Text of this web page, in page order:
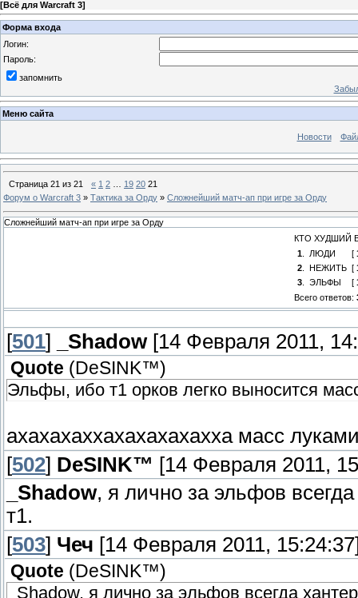
[Всё для Warcraft 3]
Форма входа
Логин:
Пароль:
запомнить
Меню сайта
Новости
Страница 21 из 21 « 1 2 19 20 21
Форум о Warcraft 3 » Тактика за Орду » Сложнейший матч-ап при игре за Орду
Сложнейший матч-ап при игре за Орду
КТО ХУДШИЙ
1. ЛЮДИ [
2. НЕЖИТЬ [
3. ЭЛЬФЫ [
Всего ответов:
[501] _Shadow[14 Февраля 2011,
Quote ( DeSINK™)
Эльфы, ибо т1 орков легко выносится
ахахахаххахахахахахха масс
[502] DeSINK™ [14 Февраля 2011,
_Shadow, я лично за эльфов
т1.
[503] Чеч [14 Февраля 2011,
Quote ( DeSINK™)
_Shadow, я лично за эльфов всегда